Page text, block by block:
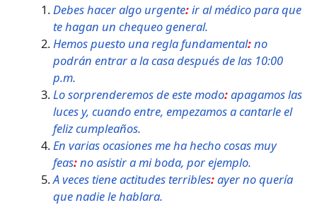
Debes hacer algo urgente:ir al médico para que
te hagan un chequeo general.
Hemos puesto una regla fundamental:no
podrán entrar a la casa después de las 10:00
p.m.
Lo sorprenderemos de este modo:apagamos las
luces y, cuando entre, empezamos a cantarle el
feliz cumpleaños.
En varias ocasiones me ha hecho cosas muy
feas:no asistir a mi boda, por ejemplo.
A veces tiene actitudes terribles:ayer no quería
que nadie le hablara.